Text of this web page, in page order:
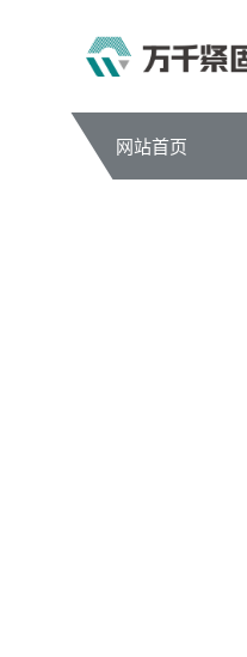
网站首页